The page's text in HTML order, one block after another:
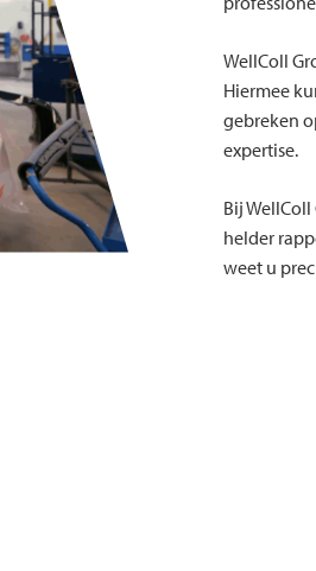
WellColl
Hiermee
gebreken
expertise.
Bij
helder
weet u